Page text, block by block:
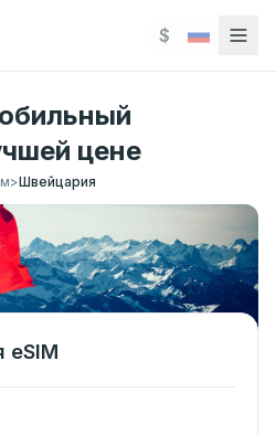
$
цене
>Швейцария
eSIM